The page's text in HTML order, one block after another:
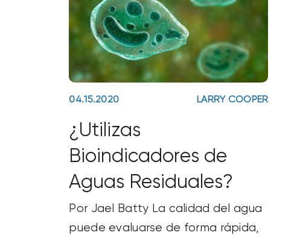
04.15.2020 LARRY COOPER
¿Utilizas
Bioindicadores de
Aguas Residuales?
Por Jael Batty La calidad del agua
puede evaluarse de forma rápida,